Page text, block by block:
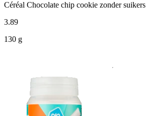
Céréal Chocolate chip cookie zonder suikers
3.89
130 g